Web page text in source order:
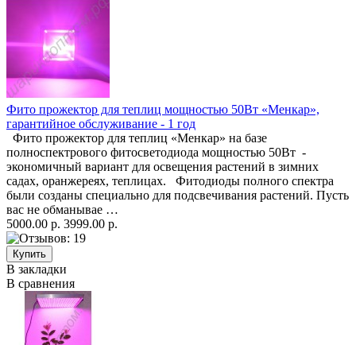
Фито прожектор для теплиц мощностью 50Вт «Менкар»,
гарантийное обслуживание - 1 год
Фито прожектор для теплиц «Менкар» на базе
полноспектрового фитосветодиода мощностью 50Вт -
экономичный вариант для освещения растений в зимних
садах, оранжереях, теплицах. Фитодиоды полного спектра
были созданы специально для подсвечивания растений. Пусть
вас не обманывае …
5000.00 р. 3999.00 р.
В закладки
В сравнения